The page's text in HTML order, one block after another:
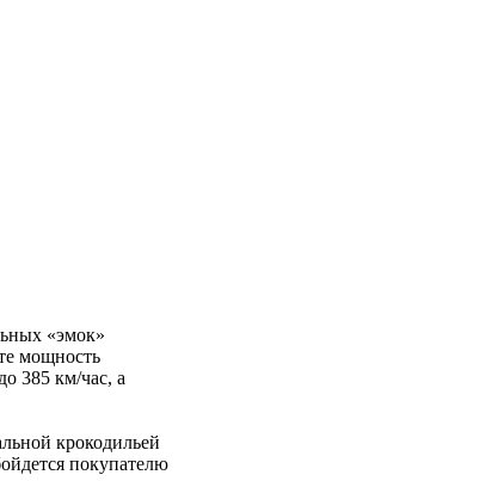
«эмок»
мощность
385 км/час, а
крокодильей
покупателю